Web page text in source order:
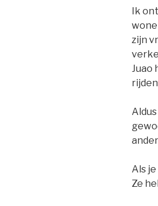
Ik
zijn
Juao
Als
Ze